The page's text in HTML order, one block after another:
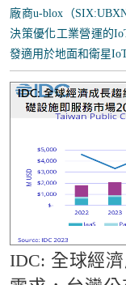
廠商u-blox（
決策優化工業營運的
發適用於地面和衛星
IDC: 全球經